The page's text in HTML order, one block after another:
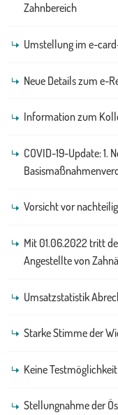
Zahnbereich
Umstellung im e-
Neue Details zum e-
Information zum
COVID-19-Update: 1.
Vorsicht vor
Mit 01.06.2022 tritt
Angestellte von
Umsatzstatistik
Starke Stimme der
Keine
Stellungnahme der